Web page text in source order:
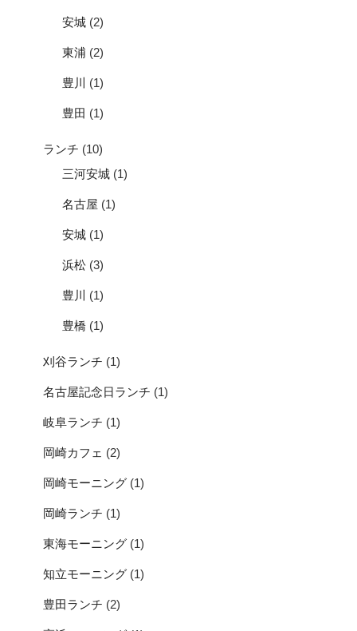
安城 (2)
東浦 (2)
豊川 (1)
豊田 (1)
ランチ (10)
三河安城 (1)
名古屋 (1)
安城 (1)
浜松 (3)
豊川 (1)
豊橋 (1)
刈谷ランチ (1)
名古屋記念日ランチ (1)
岐阜ランチ (1)
岡崎カフェ (2)
岡崎モーニング (1)
岡崎ランチ (1)
東海モーニング (1)
知立モーニング (1)
豊田ランチ (2)